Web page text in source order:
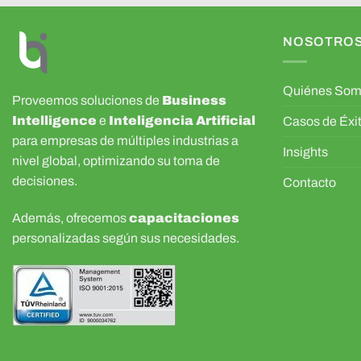
Proveemos soluciones de Business
Intelligence e Inteligencia Artificial
para empresas de múltiples industrias a
nivel global, optimizando su toma de
decisiones.
Además, ofrecemoscapacitaciones
personalizadas según sus necesidades.
Quiénes
Casos de
Insights
Contacto